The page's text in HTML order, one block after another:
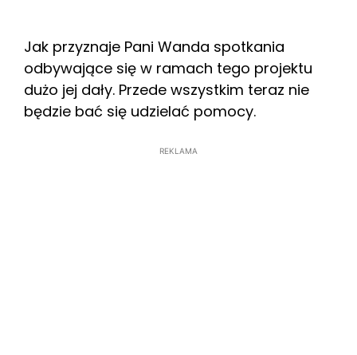
Jak przyznaje Pani Wanda spotkania
odbywające się w ramach tego projektu
dużo jej dały. Przede wszystkim teraz nie
będzie bać się udzielać pomocy.
REKLAMA